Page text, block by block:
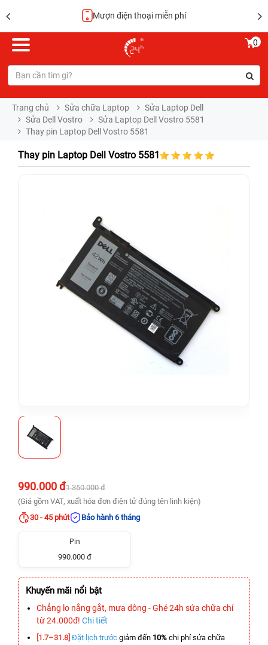
Hoàn tiền 100%
0
Trang chủ Sửa chữa Laptop
Sửa Laptop Dell
Sửa Dell Vostro
Sửa Laptop Dell Vostro 5581
Thay pin Laptop Dell Vostro 5581
Thay pin Laptop Dell Vostro 5581
990.000 đ1.350.000 đ
(Giá gồm VAT, xuất hóa đơn điện tử đúng tên linh kiện)
30 - 45 phút
Bảo hành 6 tháng
Pin
990.000 đ
Khuyến mãi nổi bật
Chẳng lo nắng gắt, mưa dông - Ghé 24h sửa chữa chỉ
từ 24.000đ! Chi tiết
[1.7–31.8] Đặt lịch trước giảm đến 10% chi phí sửa chữa